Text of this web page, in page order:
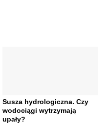
Susza hydrologiczna. Czy
wodociągi wytrzymają
upały?